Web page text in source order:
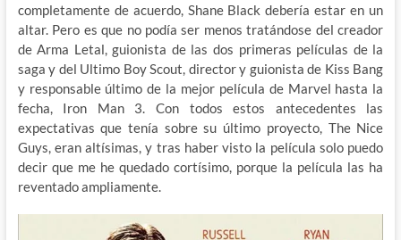
completamente de acuerdo, Shane Black debería estar en un
altar. Pero es que no podía ser menos tratándose del creador
de Arma Letal, guionista de las dos primeras películas de la
saga y del Ultimo Boy Scout, director y guionista de Kiss Bang
y responsable último de la mejor película de Marvel hasta la
fecha, Iron Man 3. Con todos estos antecedentes las
expectativas que tenía sobre su último proyecto, The Nice
Guys, eran altísimas, y tras haber visto la película solo puedo
decir que me he quedado cortísimo, porque la película las ha
reventado ampliamente.